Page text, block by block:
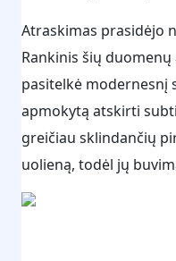
Atraskimas prasidėjo
Rankinis šių
pasitelkė modernesnį
apmokytą atskirti
greičiau sklindančių
uolieną, todėl jų